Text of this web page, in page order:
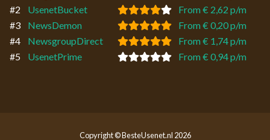
#2
UsenetBucket
From € 2,62 p/m
#3
NewsDemon
From € 0,20 p/m
#4
NewsgroupDirect
From € 1,74 p/m
#5
UsenetPrime From € 0,94 p/m
Copyright © BesteUsenet.nl 2026